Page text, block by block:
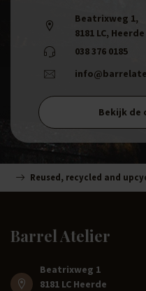
Beatrixweg 1,
8181 LC, Heerde
038 376 0185
Bekijk de
Reused, recycled and
Barrel Atelier
Beatrixweg 1
8181 LC Heerde